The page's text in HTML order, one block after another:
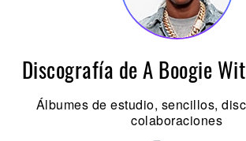
Discografía de A Boogie
Álbumes de estudio, sencillos,
colaboraciones